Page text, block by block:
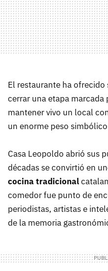
El restaurante ha
cerrar una etapa
mantener vivo un local
un enorme peso
Casa Leopoldo abrió sus
décadas se convirtió en
cocina tradicional
comedor fue punto de
periodistas, artistas e
de la memoria